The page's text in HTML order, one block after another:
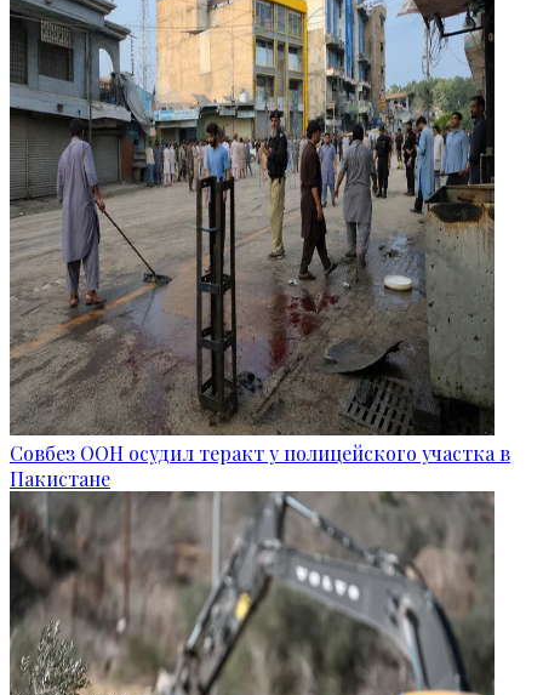
Совбез ООН осудил теракт у полицейского участка в
Пакистане